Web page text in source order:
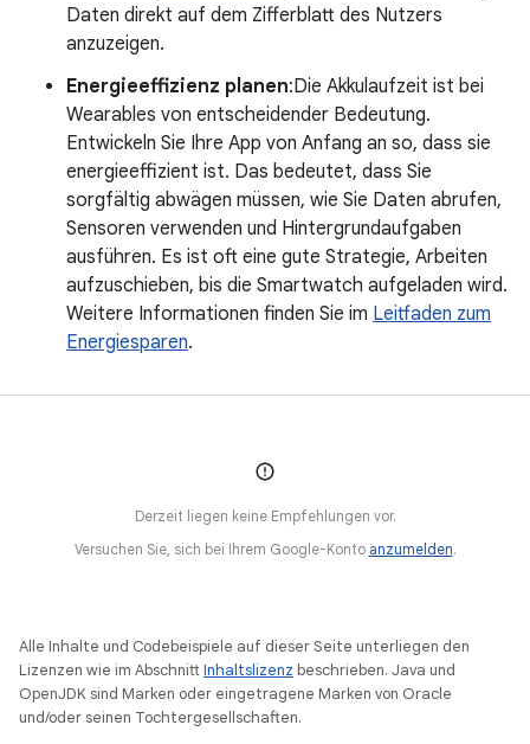
Daten direkt auf dem Zifferblatt des Nutzers
anzuzeigen.
Energieeffizienz planen:Die Akkulaufzeit ist bei
Wearables von entscheidender Bedeutung.
Entwickeln Sie Ihre App von Anfang an so, dass sie
energieeffizient ist. Das bedeutet, dass Sie
sorgfältig abwägen müssen, wie Sie Daten abrufen,
Sensoren verwenden und Hintergrundaufgaben
ausführen. Es ist oft eine gute Strategie, Arbeiten
aufzuschieben, bis die Smartwatch aufgeladen wird.
Weitere Informationen finden Sie im Leitfaden zum
Energiesparen.
Derzeit liegen keine Empfehlungen vor.
Versuchen Sie, sich bei Ihrem Google-Konto anzumelden.
Alle Inhalte und Codebeispiele auf dieser Seite unterliegen den
Lizenzen wie im AbschnittInhaltslizenz beschrieben. Java und
OpenJDK sind Marken oder eingetragene Marken von Oracle
und/oder seinen Tochtergesellschaften.